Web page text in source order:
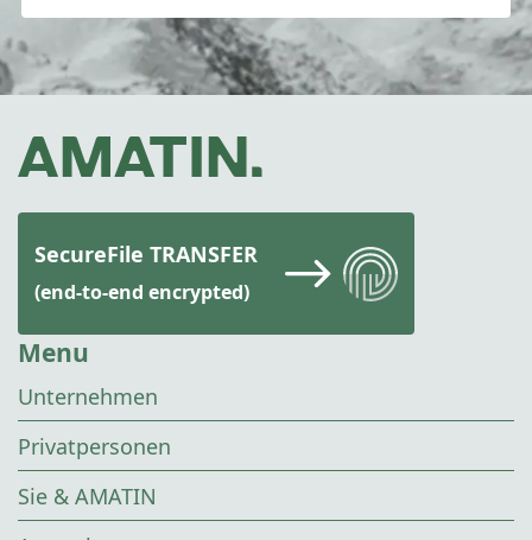
SecureFile TRANSFER
(end-to-end encrypted)
Menu
Unternehmen
Privatpersonen
Sie & AMATIN